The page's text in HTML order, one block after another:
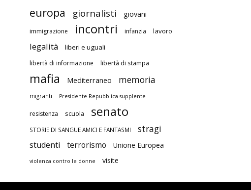
europa giornalisti giovani
immigrazione incontri infanzia lavoro
legalità liberi e uguali
libertà di informazione libertà di stampa
mafia Mediterraneo memoria
migranti Presidente Repubblica supplente
resistenza scuola senato
STORIE DI SANGUE AMICI E FANTASMI stragi
studenti terrorismo Unione Europea
violenza contro le donne visite